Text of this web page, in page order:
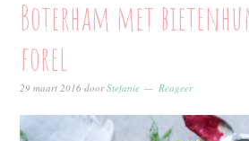
Boterham met
forel
29 maart 2016 doorStefanie Reageer